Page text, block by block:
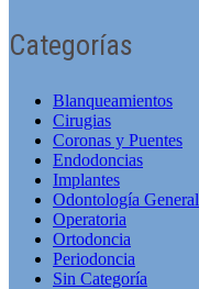
Categorías
Blanqueamientos
Cirugias
Coronas y Puentes
Endodoncias
Implantes
Odontologí­a General
Operatoria
Ortodoncia
Periodoncia
Sin Categorí­a